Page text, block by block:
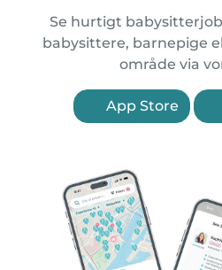
Se hurtigt
babysittere, barnepige
område via
App Store